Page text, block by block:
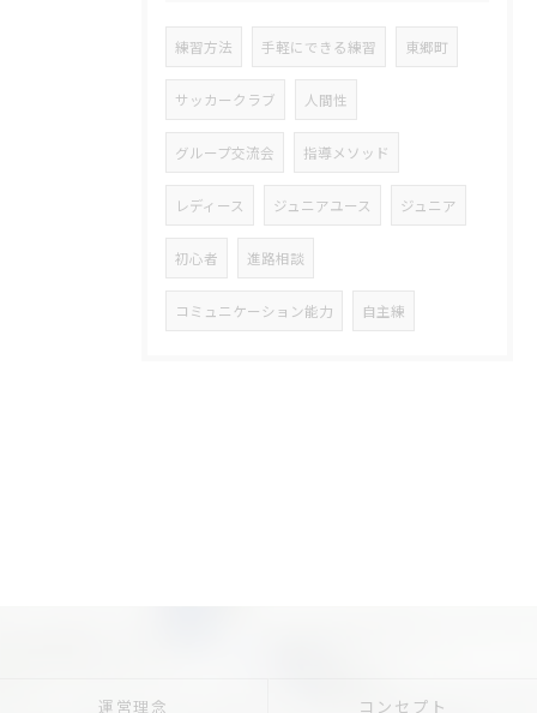
練習方法 手軽にできる練習 東郷町
サッカークラブ 人間性
グループ交流会 指導メソッド
レディース ジュニアユース ジュニア
初心者 進路相談
コミュニケーション能力 自主練
運営理念 コンセプト